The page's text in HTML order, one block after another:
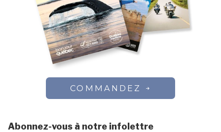
COMMANDEZ
Abonnez-vous à notre infolettre